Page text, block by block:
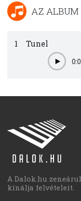
AZ ALBUM
1 Tunel
Play
A Dalok.hu
kínálja felvételeit.